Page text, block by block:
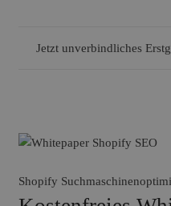
Jetzt unverbindliches
Shopify